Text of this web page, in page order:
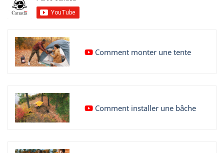
Vidéo
Comment monter une tente
Vidéo
Comment installer une bâche